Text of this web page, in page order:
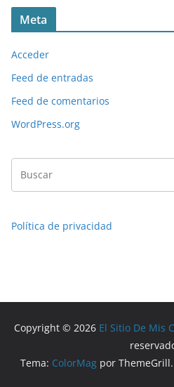
Meta
Acceder
Feed de entradas
Feed de comentarios
WordPress.org
Política de privacidad
Copyright © 2026 El Sitio De Mis
Tema: ColorMagpor